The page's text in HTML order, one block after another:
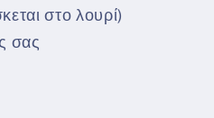
στο λουρί)
σας